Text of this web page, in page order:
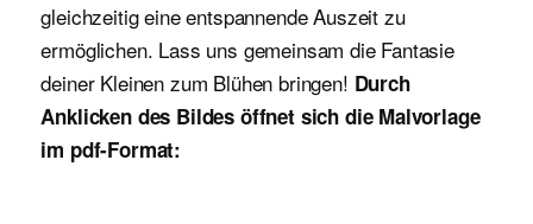
gleichzeitig eine entspannende Auszeit zu
ermöglichen. Lass uns gemeinsam die Fantasie
deiner Kleinen zum Blühen bringen! Durch
Anklicken des Bildes öffnet sich die Malvorlage
im pdf-Format: